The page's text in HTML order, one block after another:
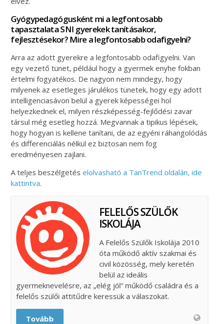
Gyógypedagógusként mi a legfontosabb
tapasztalata SNI gyerekek tanításakor,
fejlesztésekor? Mire a legfontosabb odafigyelni?
Arra az adott gyerekre a legfontosabb odafigyelni. Van
egy vezető tünet, például hogy a gyermek enyhe fokban
értelmi fogyatékos. De nagyon nem mindegy, hogy
milyenek az esetleges járulékos tünetek, hogy egy adott
intelligenciasávon belül a gyerek képességei hol
helyezkednek el, milyen részképesség-fejlődési zavar
társul még esetleg hozzá. Megvannak a tipikus lépések,
hogy hogyan is kellene tanítani, de az egyéni ráhangolódás
és differenciálás nélkül ez biztosan nem fog
eredményesen zajlani.
A teljes beszélgetéselolvasható a TanTrend oldalán, ide
kattintva.
FELELŐS SZÜLŐK
ISKOLÁJA
A Felelős Szülők Iskolája 2010
óta működő aktív szakmai és
civil közösség, mely keretén
belül az ideális
gyermeknevelésre, az „elég jól” működő családra és a
felelős szülői attitűdre keressük a válaszokat.
Tovább